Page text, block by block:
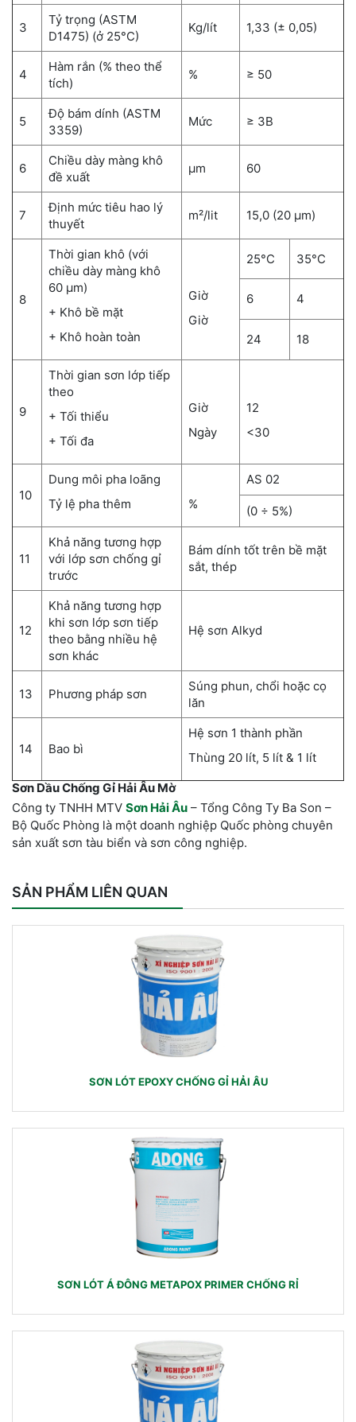
3
Tỷ trọng (ASTM
D1475) (ở 25°C)
Kg/lít 1,33 (± 0,05)
4
Hàm rắn (% theo thể
tích)
% ≥ 50
5
Độ bám dính (ASTM
3359)
Mức ≥ 3B
6
Chiều dày màng khô
đề xuất
µm 60
7
Định mức tiêu hao lý
thuyết
m²/lit 15,0 (20 µm)
8
Thời gian khô (với
chiều dày màng khô
60 µm)
+ Khô bề mặt
+ Khô hoàn toàn
Giờ
Giờ
25°C 35°C
6 4
24 18
9
Thời gian sơn lớp tiếp
theo
+ Tối thiểu
+ Tối đa
Giờ
Ngày
12
<30
10
Dung môi pha loãng
Tỷ lệ pha thêm
%
AS 02
(0 ÷ 5%)
11
Khả năng tương hợp
với lớp sơn chống gỉ
trước
Bám dính tốt trên bề mặt
sắt, thép
12
Khả năng tương hợp
khi sơn lớp sơn tiếp
theo bằng nhiều hệ
sơn khác
Hệ sơn Alkyd
13 Phương pháp sơn
Súng phun, chổi hoặc cọ
lăn
14 Bao bì
Hệ sơn 1 thành phần
Thùng 20 lít, 5 lít & 1 lít
Sơn Dầu Chống Gỉ Hải Âu Mờ
Công ty TNHH MTV Sơn Hải Âu – Tổng Công Ty Ba Son –
Bộ Quốc Phòng là một doanh nghiệp Quốc phòng chuyên
sản xuất sơn tàu biển và sơn công nghiệp.
SẢN PHẨM LIÊN QUAN
SƠN LÓT EPOXY CHỐNG GỈ HẢI ÂU
SƠN LÓT Á ĐÔNG METAPOX PRIMER CHỐNG RỈ